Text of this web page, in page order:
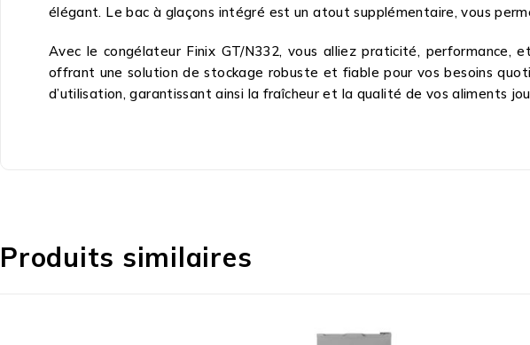
élégant. Le bac à glaçons intégré est un atout supplémentaire, vous
Avec le congélateur Finix GT/N332, vous alliez praticité, performance,
offrant une solution de stockage robuste et fiable pour vos besoins
d’utilisation, garantissant ainsi la fraîcheur et la qualité de vos aliments
Produits similaires